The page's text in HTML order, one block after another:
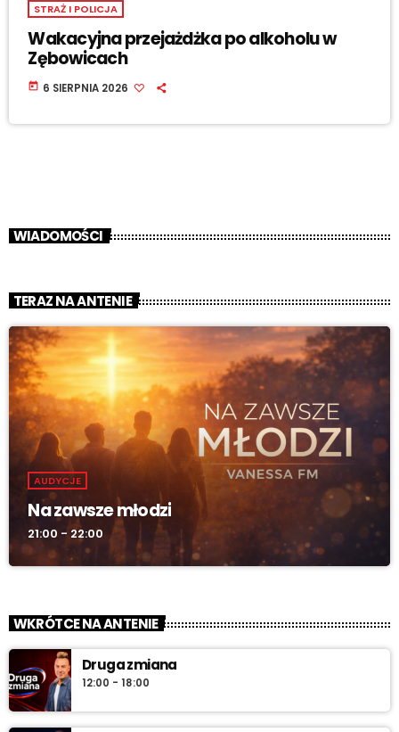
STRAŻ I POLICJA
Wakacyjna przejażdżka po alkoholu w
Zębowicach
today 6 SIERPNIA 2026
WIADOMOŚCI
TERAZ NA ANTENIE
AUDYCJE
Na zawsze młodzi
21:00 - 22:00
WKRÓTCE NA ANTENIE
Druga zmiana
12:00 - 18:00